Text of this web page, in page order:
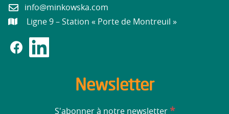
info@minkowska.com
Ligne 9 – Station « Porte de Montreuil »
Newsletter
S'abonner à notre newsletter *